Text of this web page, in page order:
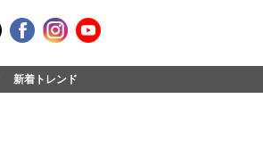
新着トレンド